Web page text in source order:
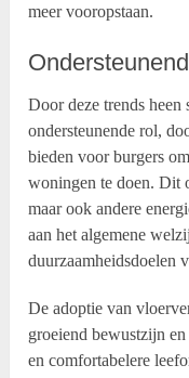
meer vooropstaan.
Door deze trends heen
ondersteunende rol,
bieden voor burgers
woningen te doen. Dit
maar ook andere
aan het algemene
duurzaamheidsdoelen
De adoptie van
groeiend bewustzijn
en comfortabelere